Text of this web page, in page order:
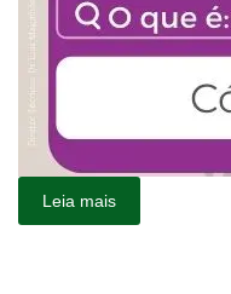
Leia mais